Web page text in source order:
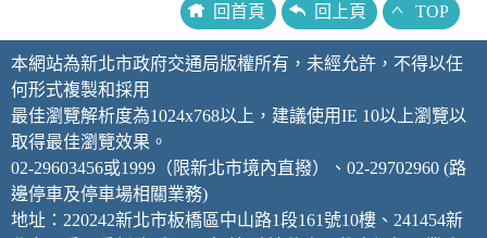
回首頁 回上頁 TOP
本網站為新北市政府交通局版權所有，未經允許，不得以任
何形式複製和採用
最佳瀏覽解析度為1024x768以上，建議使用IE 10以上瀏覽以
取得最佳瀏覽效果。
02-29603456或1999（限新北市境內直撥）、02-29702960 (路
邊停車及停車場相關業務)
地址：220242新北市板橋區中山路1段161號10樓、241454新